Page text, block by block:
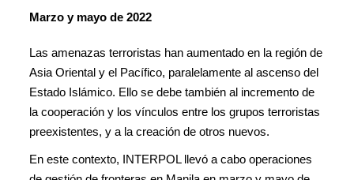
Marzo y mayo de 2022
Las amenazas terroristas han aumentado en la región de
Asia Oriental y el Pacífico, paralelamente al ascenso del
Estado Islámico. Ello se debe también al incremento de
la cooperación y los vínculos entre los grupos terroristas
preexistentes, y a la creación de otros nuevos.
En este contexto, INTERPOL llevó a cabo operaciones